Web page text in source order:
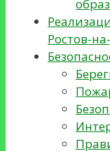
Ростов-